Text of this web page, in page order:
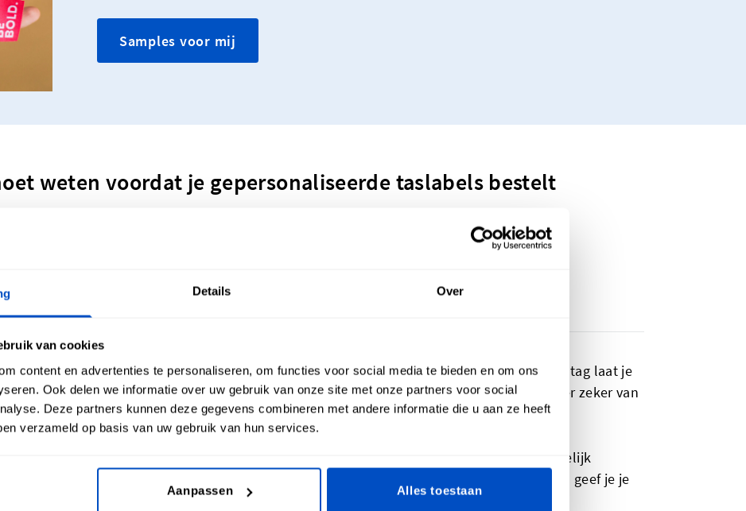
Details Over
van cookies
content en advertenties te personaliseren, om functies voor social media te bieden en om ons
Ook delen we informatie over uw gebruik van onze site met onze partners voor social
Deze partners kunnen deze gegevens combineren met andere informatie die u aan ze heeft
verzameld op basis van uw gebruik van hun services.
Aanpassen Alles toestaan
Samples voor mij
weten voordat je gepersonaliseerde taslabels bestelt
of buitenkant van elk soort tas, zoals een handtas of schoudertas. Met een label of tag laat je
is en van wat voor materiaal de tas gemaakt is. Als je tassen maakt of verkoopt, wil je er zeker van
een merklabel, een waslabel en een made-in label.
de verkoop een hangtag aan de buitenkant van de tas te bevestigen, zodat klanten makkelijk
de ontwerper en prijs. Met al deze taslabels vergroot je het vertrouwen in je merk en geef je je